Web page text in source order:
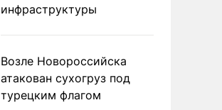
инфраструктуры
Возле Новороссийска
атакован сухогруз под
турецким флагом